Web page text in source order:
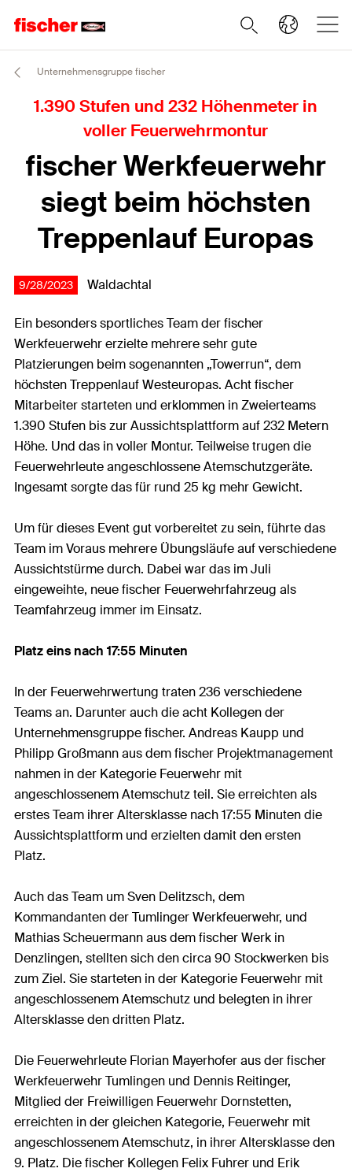
Unternehmensgruppe fischer
1.390 Stufen und 232 Höhenmeter in
voller Feuerwehrmontur
fischer Werkfeuerwehr
siegt beim höchsten
Treppenlauf Europas
9/28/2023 Waldachtal
Ein besonders sportliches Team der fischer
Werkfeuerwehr erzielte mehrere sehr gute
Platzierungen beim sogenannten „Towerrun“, dem
höchsten Treppenlauf Westeuropas. Acht fischer
Mitarbeiter starteten und erklommen in Zweierteams
1.390 Stufen bis zur Aussichtsplattform auf 232 Metern
Höhe. Und das in voller Montur. Teilweise trugen die
Feuerwehrleute angeschlossene Atemschutzgeräte.
Ingesamt sorgte das für rund 25 kg mehr Gewicht.
Um für dieses Event gut vorbereitet zu sein, führte das
Team im Voraus mehrere Übungsläufe auf verschiedene
Aussichtstürme durch. Dabei war das im Juli
eingeweihte, neue fischer Feuerwehrfahrzeug als
Teamfahrzeug immer im Einsatz.
Platz eins nach 17:55 Minuten
In der Feuerwehrwertung traten 236 verschiedene
Teams an. Darunter auch die acht Kollegen der
Unternehmensgruppe fischer. Andreas Kaupp und
Philipp Großmann aus dem fischer Projektmanagement
nahmen in der Kategorie Feuerwehr mit
angeschlossenem Atemschutz teil. Sie erreichten als
erstes Team ihrer Altersklasse nach 17:55 Minuten die
Aussichtsplattform und erzielten damit den ersten
Platz.
Auch das Team um Sven Delitzsch, dem
Kommandanten der Tumlinger Werkfeuerwehr, und
Mathias Scheuermann aus dem fischer Werk in
Denzlingen, stellten sich den circa 90 Stockwerken bis
zum Ziel. Sie starteten in der Kategorie Feuerwehr mit
angeschlossenem Atemschutz und belegten in ihrer
Altersklasse den dritten Platz.
Die Feuerwehrleute Florian Mayerhofer aus der fischer
Werkfeuerwehr Tumlingen und Dennis Reitinger,
Mitglied der Freiwilligen Feuerwehr Dornstetten,
erreichten in der gleichen Kategorie, Feuerwehr mit
angeschlossenem Atemschutz, in ihrer Altersklasse den
9. Platz. Die fischer Kollegen Felix Fuhrer und Erik